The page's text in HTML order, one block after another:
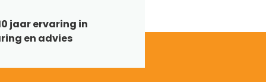
jaar ervaring in
en advies